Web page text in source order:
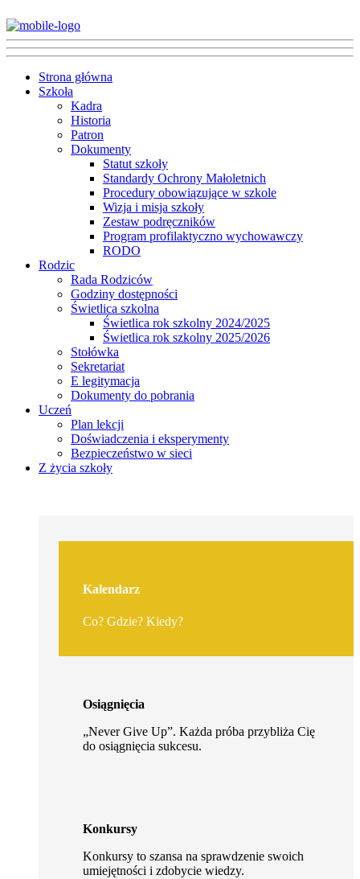
Strona główna
Szkoła
Kadra
Historia
Patron
Dokumenty
Statut szkoły
Standardy Ochrony Małoletnich
Procedury obowiązujące w szkole
Wizja i misja szkoły
Zestaw podręczników
Program profilaktyczno wychowawczy
RODO
Rodzic
Rada Rodziców
Godziny dostępności
Świetlica szkolna
Świetlica rok szkolny 2024/2025
Świetlica rok szkolny 2025/2026
Stołówka
Sekretariat
E legitymacja
Dokumenty do pobrania
Uczeń
Plan lekcji
Doświadczenia i eksperymenty
Bezpieczeństwo w sieci
Z życia szkoły
Kalendarz
Co? Gdzie? Kiedy?
Osiągnięcia
„Never Give Up”. Każda próba przybliża Cię
do osiągnięcia sukcesu.
Konkursy
Konkursy to szansa na sprawdzenie swoich
umiejętności i zdobycie wiedzy.